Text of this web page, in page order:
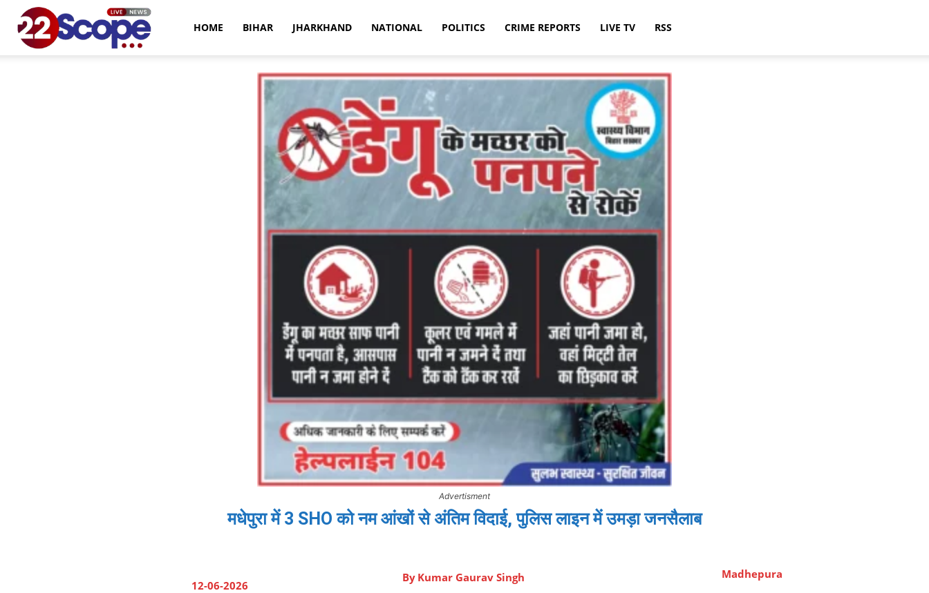
HOME BIHAR JHARKHAND NATIONAL POLITICS CRIME REPORTS LIVE TV RSS
Advertisment
मधेपुरा में 3 SHO को नम आंखों से अंतिम विदाई, पुलिस लाइन में उमड़ा जनसैलाब
12-06-2026
By Kumar Gaurav Singh Madhepura